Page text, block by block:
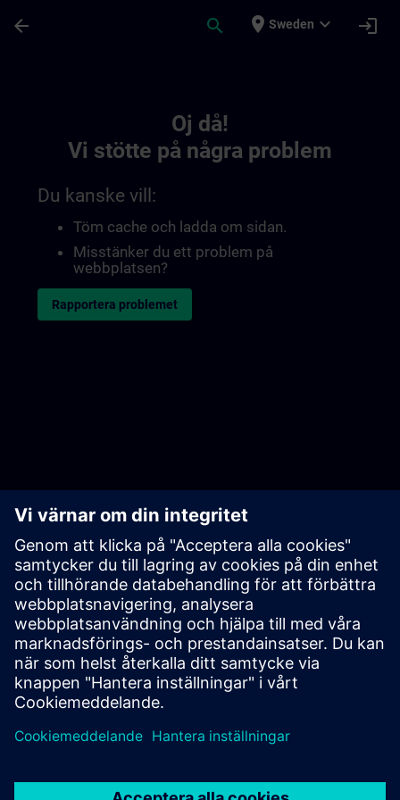
arrow_back search place Sweden expand_more login
Oj då!
Vi stötte på några problem
Du kanske vill:
Töm cache och ladda om sidan.
Misstänker du ett problem på
webbplatsen?
Rapportera problemet